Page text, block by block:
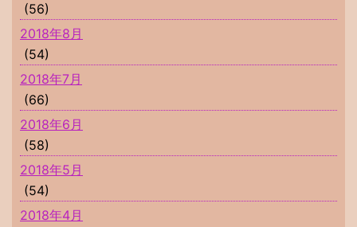
(56)
2018年8月
(54)
2018年7月
(66)
2018年6月
(58)
2018年5月
(54)
2018年4月